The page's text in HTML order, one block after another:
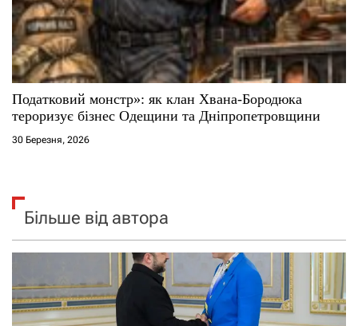
Податковий монстр»: як клан Хвана-Бородюка
тероризує бізнес Одещини та Дніпропетровщини
30 Березня, 2026
Більше від автора